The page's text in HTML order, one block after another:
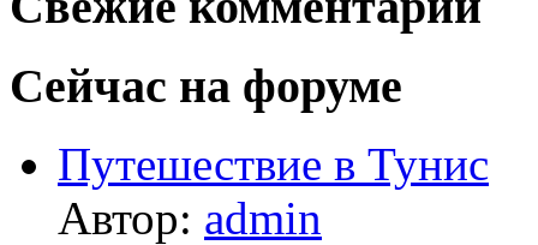
Сейчас на форуме
Путешествие в Тунис
Автор: admin